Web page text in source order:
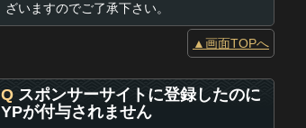
ざいますのでご了承下さい。
▲画面TOPへ
Q スポンサーサイトに登録したのに
YPが付与されません